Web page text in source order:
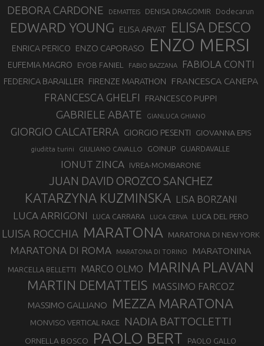
DEBORA CARDONE DEMATTEIS DENISA DRAGOMIR Dodecarun
EDWARD YOUNG ELISA ARVAT ELISA DESCO
ENRICA PERICO ENZO CAPORASO ENZO MERSI
EUFEMIA MAGRO EYOB FANIEL FABIO BAZZANA FABIOLA CONTI
FEDERICA BARAILLER FIRENZE MARATHON FRANCESCA CANEPA
FRANCESCA GHELFI FRANCESCO PUPPI
GABRIELE ABATE GIANLUCA GHIANO
GIORGIO CALCATERRA GIORGIO PESENTI GIOVANNA EPIS
giuditta turini GIULIANO CAVALLO GOINUP GUARDAVALLE
IONUT ZINCA IVREA-MOMBARONE
JUAN DAVID OROZCO SANCHEZ
KATARZYNA KUZMINSKA LISA BORZANI
LUCA ARRIGONI LUCA CARRARA LUCA CERVA LUCA DEL PERO
LUISA ROCCHIA MARATONA MARATONA DI NEW YORK
MARATONA DI ROMA MARATONA DI TORINO MARATONINA
MARCELLA BELLETTI MARCO OLMO MARINA PLAVAN
MARTIN DEMATTEIS MASSIMO FARCOZ
MASSIMO GALLIANO MEZZA MARATONA
MONVISO VERTICAL RACE NADIA BATTOCLETTI
ORNELLA BOSCO PAOLO BERT PAOLO GALLO